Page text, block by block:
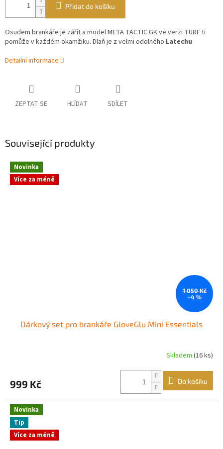
Přidat do košíku
Osudem brankáře je zářit a model META TACTIC GK ve verzi TURF ti
pomůže v každém okamžiku. Dlaň je z velmi odolného Latechu
Detailní informace
ZEPTAT SE HLÍDAT SDÍLET
Související produkty
Novinka
Více za méně
1 050 Kč
–4 %
Dárkový set pro brankáře GloveGlu Mini Essentials
Skladem (16 ks)
999 Kč Do košíku
Novinka
Tip
Více za méně